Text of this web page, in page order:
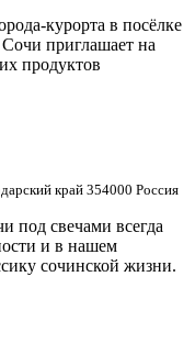
курорта в посёлке
Сочи приглашает на
продуктов
край 354000 Россия
под свечами всегда
и в нашем
сочинской жизни.